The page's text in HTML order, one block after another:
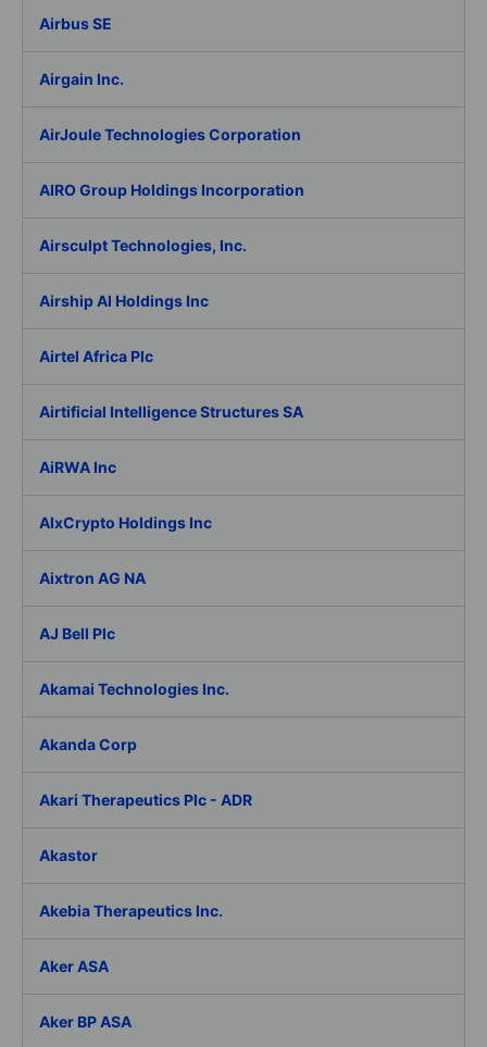
Airbus SE
Airgain Inc.
AirJoule Technologies Corporation
AIRO Group Holdings Incorporation
Airsculpt Technologies, Inc.
Airship AI Holdings Inc
Airtel Africa Plc
Airtificial Intelligence Structures SA
AiRWA Inc
AIxCrypto Holdings Inc
Aixtron AG NA
AJ Bell Plc
Akamai Technologies Inc.
Akanda Corp
Akari Therapeutics Plc - ADR
Akastor
Akebia Therapeutics Inc.
Aker ASA
Aker BP ASA